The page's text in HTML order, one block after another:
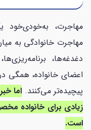
مهاجرت،
مهاجرت خانوادگی به
دغدغه‌ها،
اعضای خانواده، همگی
پیچیده‌تر می‌کنند. اما
زیادی برای خانواده
است.